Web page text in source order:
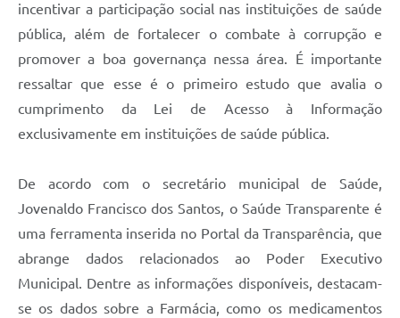
incentivar a participação social nas instituições de saúde
pública, além de fortalecer o combate à corrupção e
promover a boa governança nessa área. É importante
ressaltar que esse é o primeiro estudo que avalia o
cumprimento da Lei de Acesso à Informação
exclusivamente em instituições de saúde pública.
De acordo com o secretário municipal de Saúde,
Jovenaldo Francisco dos Santos, o Saúde Transparente é
uma ferramenta inserida no Portal da Transparência, que
abrange dados relacionados ao Poder Executivo
Municipal. Dentre as informações disponíveis, destacam-
se os dados sobre a Farmácia, como os medicamentos